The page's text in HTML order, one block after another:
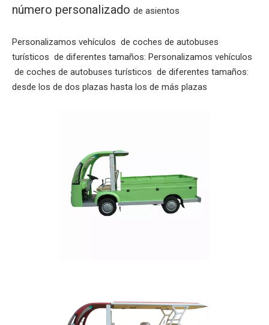
número personalizado de asientos
Personalizamos vehículos de coches de autobuses
turísticos de diferentes tamaños: Personalizamos vehículos
de coches de autobuses turísticos de diferentes tamaños:
desde los de dos plazas hasta los de más plazas